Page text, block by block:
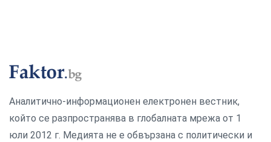
Аналитично-информационен електронен вестник,
който се разпространява в глобалната мрежа от 1
юли 2012 г. Медията не е обвързана с политически и